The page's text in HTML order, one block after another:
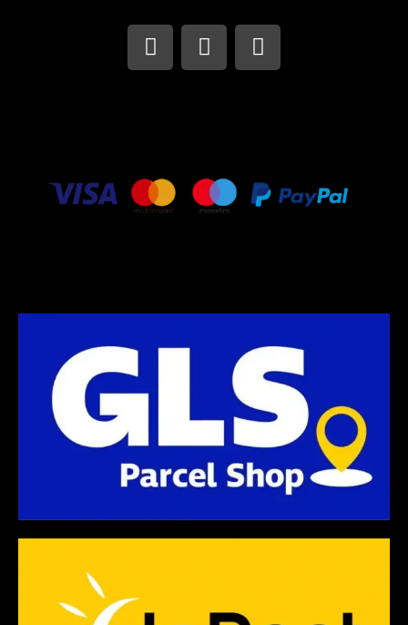
I
n
s
a
m
T
w
i
r
F
a
c
k